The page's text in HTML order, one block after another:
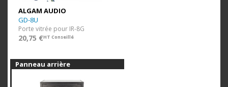
ALGAM AUDIO
GD-8U
Porte vitrée pour IR-8G
20,75 €HT Conseillé
Panneau arrière